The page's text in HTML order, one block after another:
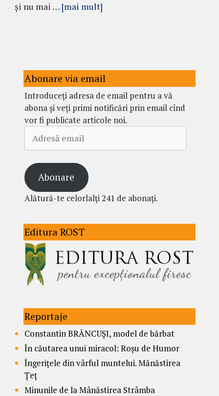
și nu mai … [mai mult]
Abonare via email
Introduceți adresa de email pentru a vă
abona și veți primi notificări prin email cînd
vor fi publicate articole noi.
email
Abonare
Alătură-te celorlalți 241 de abonați.
Editura ROST
Reportaje
Constantin BRÂNCUȘI, model de bărbat
În căutarea unui miracol: Roșu de Humor
Îngerițele din vârful muntelui. Mănăstirea
Țeț
Minunile de la Mânăstirea Strâmba